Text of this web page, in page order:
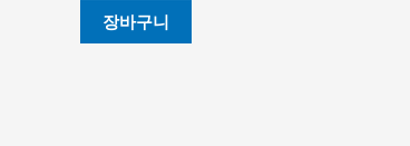
장바구니